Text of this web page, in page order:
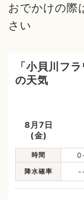
おでかけの際
さい
「小貝川フ
の天気
8月7日
(金)
時間
降水確率